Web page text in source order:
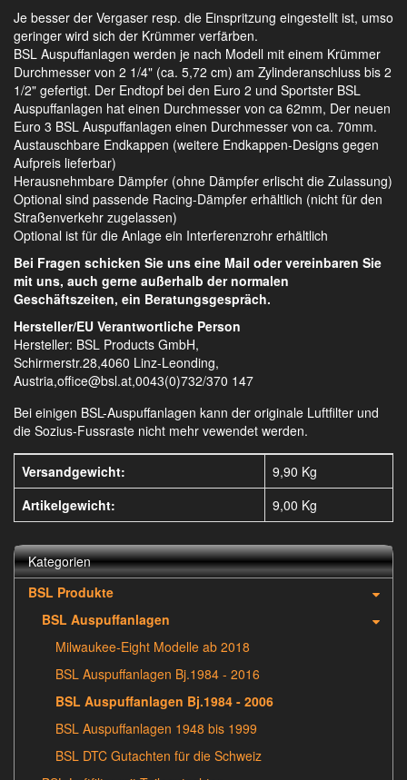
Je besser der Vergaser resp. die Einspritzung eingestellt ist, umso
geringer wird sich der Krümmer verfärben.
BSL Auspuffanlagen werden je nach Modell mit einem Krümmer
Durchmesser von 2 1/4" (ca. 5,72 cm) am Zylinderanschluss bis 2
1/2" gefertigt. Der Endtopf bei den Euro 2 und Sportster BSL
Auspuffanlagen hat einen Durchmesser von ca 62mm, Der neuen
Euro 3 BSL Auspuffanlagen einen Durchmesser von ca. 70mm.
Austauschbare Endkappen (weitere Endkappen-Designs gegen
Aufpreis lieferbar)
Herausnehmbare Dämpfer (ohne Dämpfer erlischt die Zulassung)
Optional sind passende Racing-Dämpfer erhältlich (nicht für den
Straßenverkehr zugelassen)
Optional ist für die Anlage ein Interferenzrohr erhältlich
Bei Fragen schicken Sie uns eine Mail oder vereinbaren Sie
mit uns, auch gerne außerhalb der normalen
Geschäftszeiten, ein Beratungsgespräch.
Hersteller/EU Verantwortliche Person
Hersteller: BSL Products GmbH,
Schirmerstr.28,4060 Linz-Leonding,
Austria,office@bsl.at,0043(0)732/370 147
Bei einigen BSL-Auspuffanlagen kann der originale Luftfilter und
die Sozius-Fussraste nicht mehr vewendet werden.
Versandgewicht:
9,90 Kg
Artikelgewicht:
9,00 Kg
Kategorien
BSL Produkte
BSL Auspuffanlagen
Milwaukee-Eight Modelle ab 2018
BSL Auspuffanlagen Bj.1984 - 2016
BSL Auspuffanlagen Bj.1984 - 2006
BSL Auspuffanlagen 1948 bis 1999
BSL DTC Gutachten für die Schweiz